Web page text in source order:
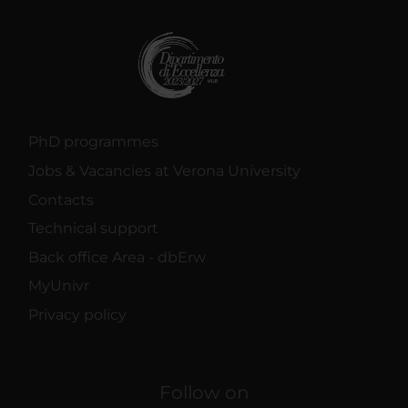
PhD programmes
Jobs & Vacancies at Verona University
Contacts
Technical support
Back office Area - dbErw
MyUnivr
Privacy policy
Follow on